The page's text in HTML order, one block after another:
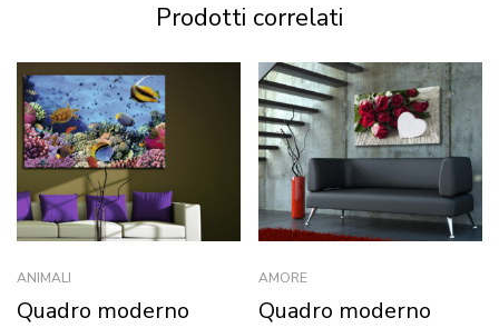
Prodotti correlati
ANIMALI
Quadro moderno
AMORE
Quadro moderno